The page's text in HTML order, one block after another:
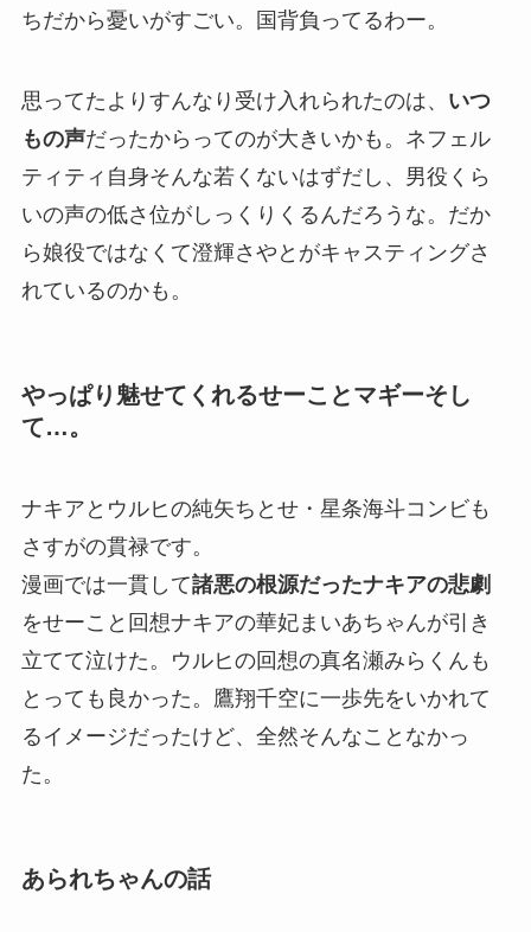
ちだから憂いがすごい。国背負ってるわー。
思ってたよりすんなり受け入れられたのは、 いつ
もの声だったからってのが大きいかも。ネフェル
ティティ自身そんな若くないはずだし、男役くら
いの声の低さ位がしっくりくるんだろうな。だか
ら娘役ではなくて澄輝さやとがキャスティングさ
れているのかも。
やっぱり魅せてくれるせーことマギーそし
て…。
ナキアとウルヒの純矢ちとせ・星条海斗コンビも
さすがの貫禄です。
漫画では一貫して諸悪の根源だったナキアの悲劇
をせーこと回想ナキアの華妃まいあちゃんが引き
立てて泣けた。ウルヒの回想の真名瀬みらくんも
とっても良かった。鷹翔千空に一歩先をいかれて
るイメージだったけど、全然そんなことなかっ
た。
あられちゃんの話